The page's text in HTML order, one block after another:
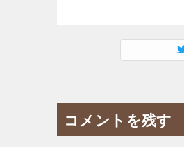
コメントを残す